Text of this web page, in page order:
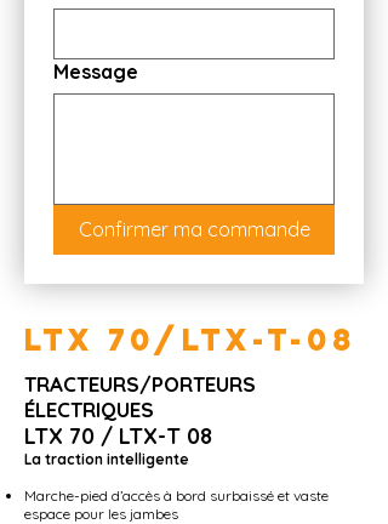
Message
Confirmer ma commande
LTX 70/LTX-T-08
TRACTEURS/PORTEURS
ÉLECTRIQUES
LTX 70 / LTX-T 08
La traction intelligente
Marche-pied d’accès à bord surbaissé et vaste
espace pour les jambes